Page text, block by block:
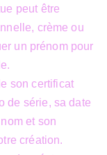
peut être
crème ou
un prénom pour
son certificat
de série, sa date
et son
création.